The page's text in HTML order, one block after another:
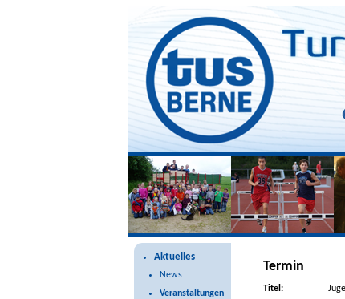
Aktuelles
News
Veranstaltungen
Termin
Titel: